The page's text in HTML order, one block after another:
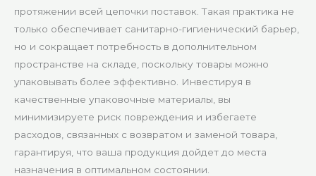
протяжении всей цепочки поставок. Такая практика не
только обеспечивает санитарно-гигиенический барьер,
но и сокращает потребность в дополнительном
пространстве на складе, поскольку товары можно
упаковывать более эффективно. Инвестируя в
качественные упаковочные материалы, вы
минимизируете риск повреждения и избегаете
расходов, связанных с возвратом и заменой товара,
гарантируя, что ваша продукция дойдет до места
назначения в оптимальном состоянии.